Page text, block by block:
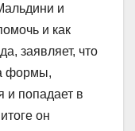
и
и как
заявляет, что
формы,
и попадает в
он